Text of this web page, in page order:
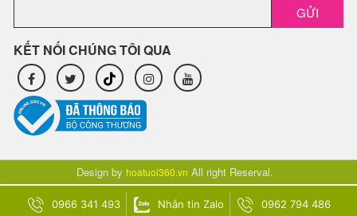
GỬI
KẾT NỐI CHÚNG TÔI QUA
Design by hoatuoi360.vn All right Reserval.
0966 341 493 Nhắn tin Zalo 0962 794 486